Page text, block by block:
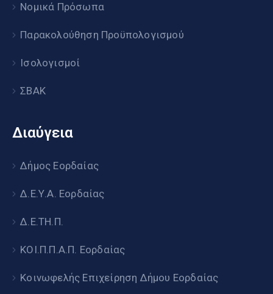
Νομικά Πρόσωπα
Παρακολούθηση Προϋπολογισμού
Ισολογισμοί
ΣΒΑΚ
Διαύγεια
Δήμος Εορδαίας
Δ.Ε.Υ.Α. Εορδαίας
Δ.Ε.ΤΗ.Π.
ΚΟΙ.Π.Π.Α.Π. Εορδαίας
Κοινωφελής Επιχείρηση Δήμου Εορδαίας